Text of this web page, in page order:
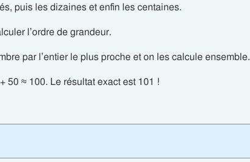
puis les dizaines et enfin les centaines.
l’ordre de grandeur.
par l’entier le plus proche et on les calcule ensemble.
50 ≈ 100. Le résultat exact est 101 !